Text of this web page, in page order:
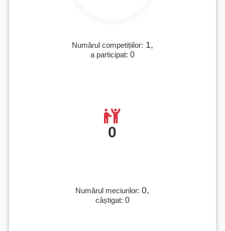
Numărul competițiilor: 1,
a participat: 0
0
Numărul meciurilor:0,
câștigat: 0